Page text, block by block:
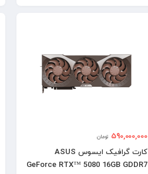
590,000,000 تومان
کارت گرافیک ایسوس ASUS
GeForce RTX™ 5080 16GB GDDR7